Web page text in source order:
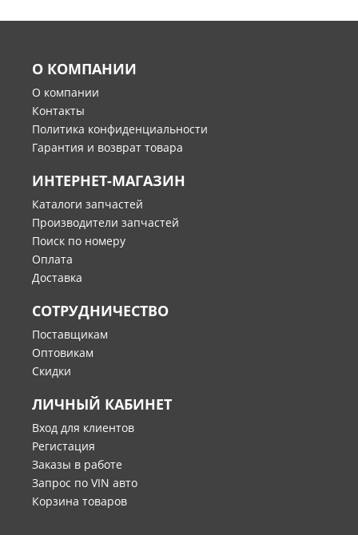
О КОМПАНИИ
О компании
Контакты
Политика конфиденциальности
Гарантия и возврат товара
ИНТЕРНЕТ-МАГАЗИН
Каталоги запчастей
Производители запчастей
Поиск по номеру
Оплата
Доставка
СОТРУДНИЧЕСТВО
Поставщикам
Оптовикам
Скидки
ЛИЧНЫЙ КАБИНЕТ
Вход для клиентов
Регистация
Заказы в работе
Запрос по VIN авто
Корзина товаров